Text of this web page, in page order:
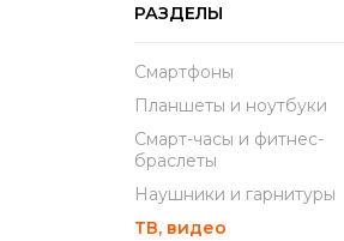
РАЗДЕЛЫ
Смартфоны
Планшеты и ноутбуки
Смарт-часы и фитнес-
браслеты
Наушники и гарнитуры
ТВ, видео